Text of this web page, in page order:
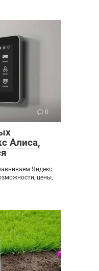
0
Алиса,
Яндекс
цены,